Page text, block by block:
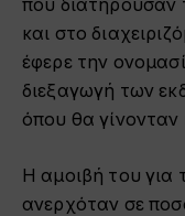
που διατηρούσαν
και στο
έφερε την
διεξαγωγή των
όπου θα γίνονταν
Η αμοιβή του για
ανερχόταν σε